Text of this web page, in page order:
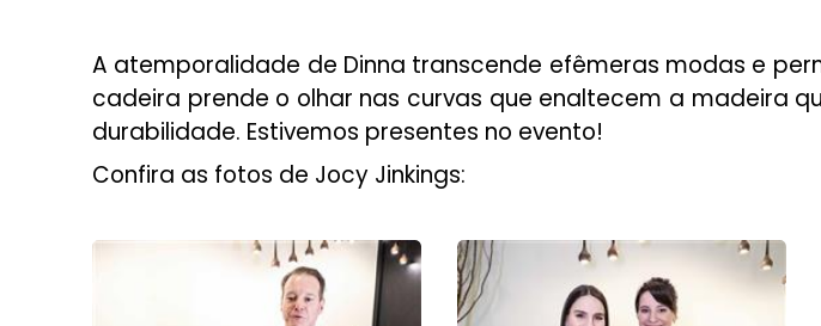
A atemporalidade de Dinna transcende efêmeras modas e
cadeira prende o olhar nas curvas que enaltecem a madeira
durabilidade. Estivemos presentes no evento!
Confira as fotos de Jocy Jinkings: